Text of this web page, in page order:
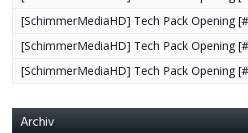
[SchimmerMediaHD] Tech Pack Opening
[SchimmerMediaHD] Tech Pack Opening
[SchimmerMediaHD] Tech Pack Opening
Archiv